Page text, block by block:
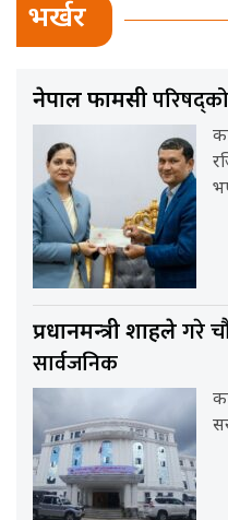
भर्खर
नेपाल फार्मेसी
प्रधानमन्त्री शाहलेगरे
सार्वजनिक